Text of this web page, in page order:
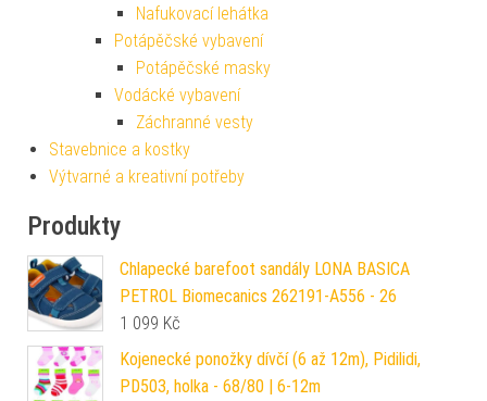
Nafukovací lehátka
Potápěčské vybavení
Potápěčské masky
Vodácké vybavení
Záchranné vesty
Stavebnice a kostky
Výtvarné a kreativní potřeby
Produkty
Chlapecké barefoot sandály LONA BASICA
PETROL Biomecanics 262191-A556 - 26
1 099 Kč
Kojenecké ponožky dívčí (6 až 12m), Pidilidi,
PD503, holka - 68/80 | 6-12m